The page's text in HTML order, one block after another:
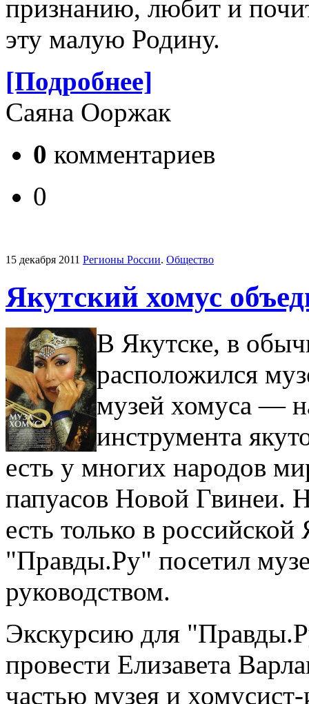
признанию, любит и
эту малую Родину.
[Подробнее]
Саяна Ооржак
0 комментариев
0
15 декабря 2011 Регионы России. Общество
Якутский хомус
В Якутске, в
расположился
музей хомуса —
инструмента
есть у многих народов
папуасов Новой Гвинеи.
есть только в
"Правды.Ру" посетил
руководством.
Экскурсию для
провести Елизавета
частью музея и